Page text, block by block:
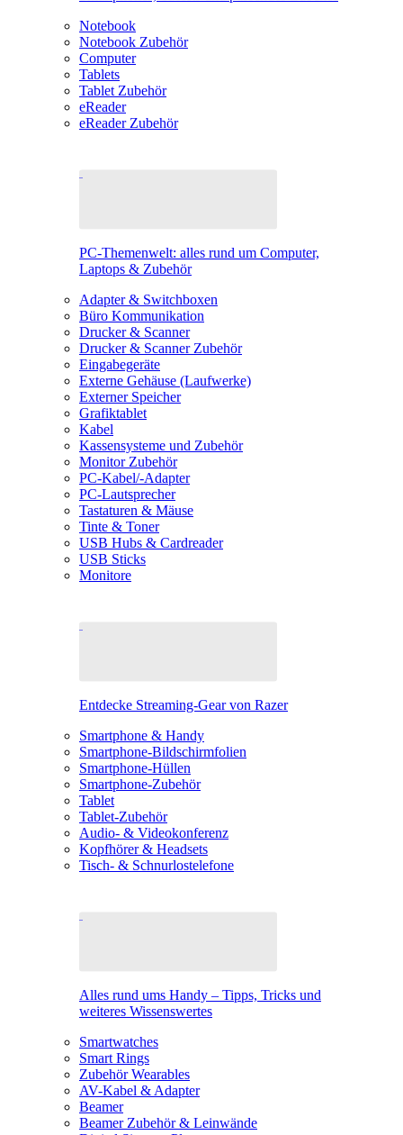
Notebook
Notebook Zubehör
Computer
Tablets
Tablet Zubehör
eReader
eReader Zubehör
PC-Themenwelt: alles rund um Computer,
Laptops & Zubehör
Adapter & Switchboxen
Büro Kommunikation
Drucker & Scanner
Drucker & Scanner Zubehör
Eingabegeräte
Externe Gehäuse (Laufwerke)
Externer Speicher
Grafiktablet
Kabel
Kassensysteme und Zubehör
Monitor Zubehör
PC-Kabel/-Adapter
PC-Lautsprecher
Tastaturen & Mäuse
Tinte & Toner
USB Hubs & Cardreader
USB Sticks
Monitore
Entdecke Streaming-Gear von Razer
Smartphone & Handy
Smartphone-Bildschirmfolien
Smartphone-Hüllen
Smartphone-Zubehör
Tablet
Tablet-Zubehör
Audio- & Videokonferenz
Kopfhörer & Headsets
Tisch- & Schnurlostelefone
Alles rund ums Handy – Tipps, Tricks und
weiteres Wissenswertes
Smartwatches
Smart Rings
Zubehör Wearables
AV-Kabel & Adapter
Beamer
Beamer Zubehör & Leinwände